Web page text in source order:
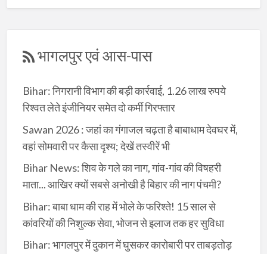
भागलपुर एवं आस-पास
Bihar: निगरानी विभाग की बड़ी कार्रवाई, 1.26 लाख रुपये
रिश्वत लेते इंजीनियर समेत दो कर्मी गिरफ्तार
Sawan 2026 : जहां का गंगाजल चढ़ता है बाबाधाम देवघर में,
वहां सोमवारी पर कैसा दृश्य; देखें तस्वीरें भी
Bihar News: शिव के गले का नाग, गांव-गांव की विषहरी
माता... आखिर क्यों सबसे अनोखी है बिहार की नाग पंचमी?
Bihar: बाबा धाम की राह में भोले के फरिश्ते! 15 साल से
कांवरियों की निशुल्क सेवा, भोजन से इलाज तक हर सुविधा
Bihar: भागलपुर में दुकान में घुसकर कारोबारी पर ताबड़तोड़